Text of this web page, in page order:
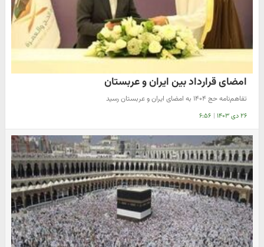
امضای قرارداد بین ایران و عربستان
تفاهم‌نامه حج ۱۴۰۴ به امضای ایران و عربستان رسید ‌
۲۶ دی ۱۴۰۳ | ۶:۵۶